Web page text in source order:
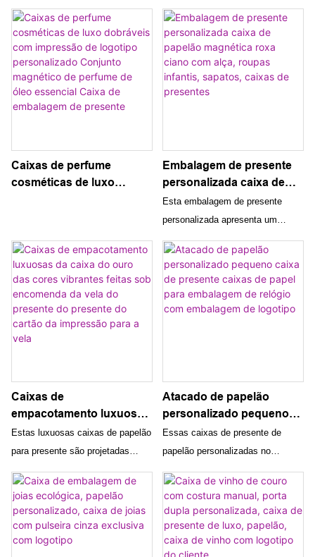
da mala de viagem
magnética das tampas
caixas de presente com maquete
personalizada sem logotipo.
Projetadas com embalagem
luxuosa de mala magnética e
tampas, elas adicionam um toque
de sofisticação e elegância a
com alta qualidade
chocolate apresenta uma caixa de
presente de alta qualidade com
divisórias e inserções, projetada
para exibir chocolates variados de
maneira elegante e organizada. A
embalagem é feita sob medida
presente perfeito para qualquer
ocasião especial
Caixas de perfume
cosméticas de luxo
perfume de óleo essencial
Caixa de embalagem de
presente
Embalagem de presente
personalizada caixa de
papelão magnética roxa
ciano com alça, roupas
de presentes
Esta embalagem de presente
personalizada apresenta um
com fecho magnético e alça
conveniente para fácil transporte.
Ideal para roupas infantis, sapatos
e diversos itens para presentes,
Caixas de
empacotamento luxuosas
da caixa do ouro das
cores vibrantes feitas sob
presente do presente do
cartão da impressão para
a vela
Estas luxuosas caixas de papelão
para presente são projetadas
especificamente para o envio de
velas, com cores vibrantes
personalizadas e elegantes
embalagens douradas. A
impressão de alta qualidade e a
Atacado de papelão
personalizado pequeno
caixa de presente caixas
de papel para embalagem
embalagem de logotipo
Essas caixas de presente de
papelão personalizadas no
atacado são projetadas
especificamente para relógios
pequenos, oferecendo uma opção
de embalagem elegante e
profissional para os varejistas.